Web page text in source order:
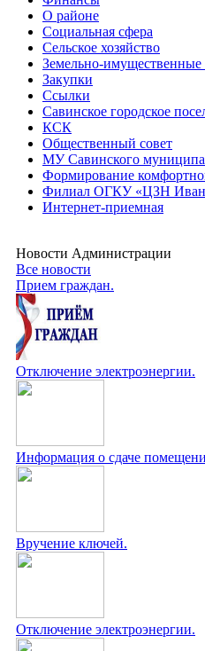
О районе
Социальная сфера
Сельское хозяйство
Земельно-
Закупки
Ссылки
Савинское городское
КСК
Общественный совет
МУ Савинского
Формирование
Филиал ОГКУ «ЦЗН
Интернет-приемная
Новости Администрации
Все новости
Прием граждан.
Отключение электроэнергии.
Информация о сдаче
Вручение ключей.
Отключение электроэнергии.